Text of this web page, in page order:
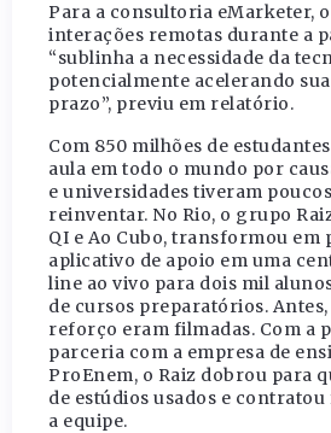
Para a consultoria eMarketer,
interações remotas durante a
“sublinha a necessidade da
potencialmente acelerando
prazo”, previu em relatório.
Com 850 milhões de
aula em todo o mundo por
e universidades tiveram
reinventar. No Rio, o grupo
QI e Ao Cubo, transformou em
aplicativo de apoio em uma
line ao vivo para dois mil
de cursos preparatórios. Antes,
reforço eram filmadas. Com a
parceria com a empresa de
ProEnem, o Raiz dobrou para
de estúdios usados e
a equipe.